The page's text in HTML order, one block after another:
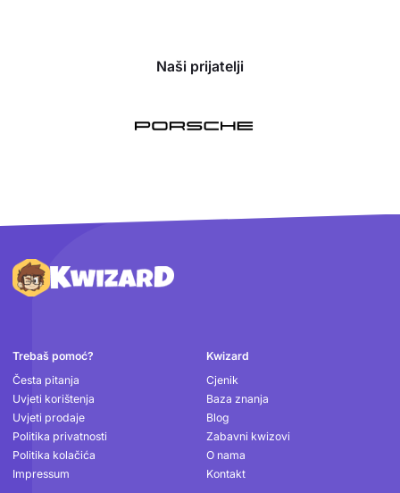
Naši prijatelji
Podnožje
Trebaš pomoć?
Česta pitanja
Uvjeti korištenja
Uvjeti prodaje
Politika privatnosti
Politika kolačića
Impressum
Kwizard
Cjenik
Baza znanja
Blog
Zabavni kwizovi
O nama
Kontakt